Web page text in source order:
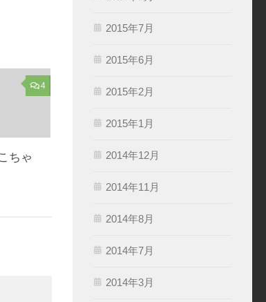
4
ちゃ
2015年7月
2015年6月
2015年2月
2015年1月
2014年12月
2014年11月
2014年8月
2014年7月
2014年3月